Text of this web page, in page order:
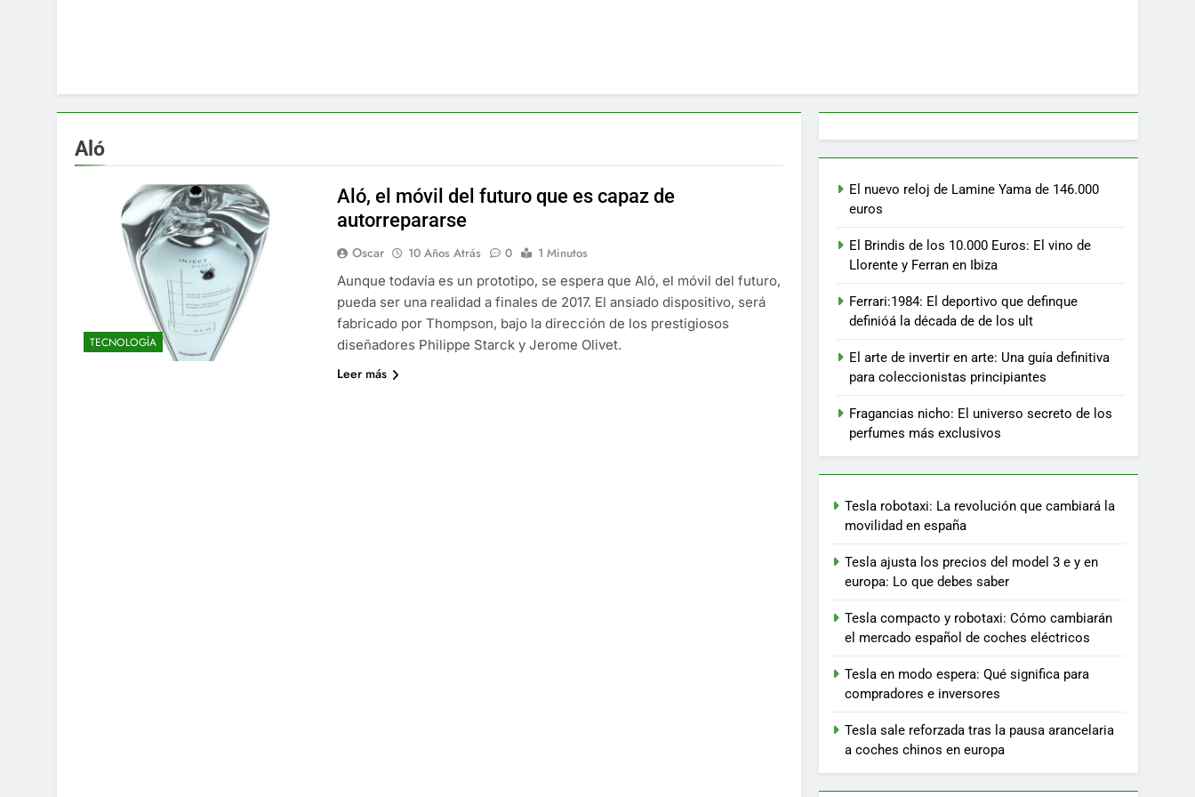
Aló
TECNOLOGÍA
Aló, el móvil del futuro que es capaz de
autorrepararse
Oscar 10 Años Atrás 0
1 Minutos
Aunque todavía es un prototipo, se espera que Aló, el móvil del futuro,
pueda ser una realidad a finales de 2017. El ansiado dispositivo, será
fabricado por Thompson, bajo la dirección de los prestigiosos
diseñadores Philippe Starck y Jerome Olivet.
Leer más
El nuevo reloj de Lamine Yama de 146.000
euros
El Brindis de los 10.000 Euros: El vino de
Llorente y Ferran en Ibiza
Ferrari:1984: El deportivo que definque
definióá la década de de los ult
El arte de invertir en arte: Una guía definitiva
para coleccionistas principiantes
Fragancias nicho: El universo secreto de los
perfumes más exclusivos
Tesla robotaxi: La revolución que cambiará la
movilidad en españa
Tesla ajusta los precios del model 3 e y en
europa: Lo que debes saber
Tesla compacto y robotaxi: Cómo cambiarán
el mercado español de coches eléctricos
Tesla en modo espera: Qué significa para
compradores e inversores
Tesla sale reforzada tras la pausa arancelaria
a coches chinos en europa